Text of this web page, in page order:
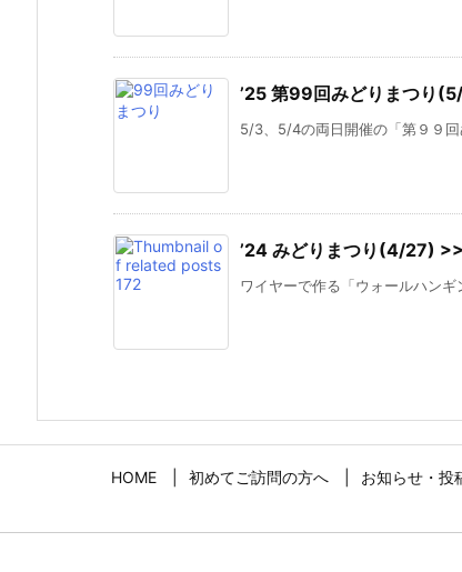
’25 第99回みどりまつり
5/3、5/4の両日開催の「第９９
’24 みどりまつり(4/27)
ワイヤーで作る「ウォールハン
HOME 初めてご訪問の方へ お知らせ・投